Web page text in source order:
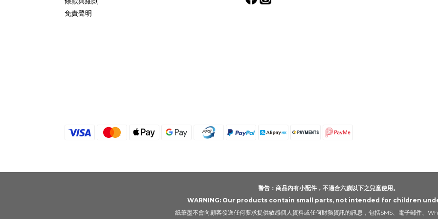
免責聲明
警告：商品內有小配件，不適合六歲以下之兒童使用。
WARNING: Our products contain small parts, not intended for children
紙筆墨不會向顧客發送任何要求提供敏感個人資料或任何財務資訊的訊息，包括SMS、電子郵件、